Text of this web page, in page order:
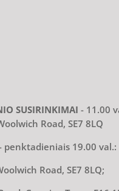
SUSIRINKIMAI - 11.00
Road, SE7 8LQ
penktadieniais 19.00 val.:
Road, SE7 8LQ;